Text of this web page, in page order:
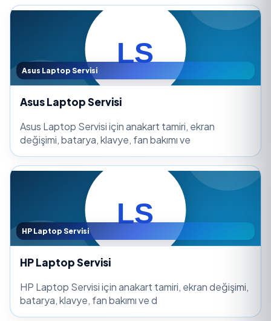
Asus Laptop Servisi
Asus Laptop Servisi
Asus Laptop Servisi için anakart tamiri, ekran
değişimi, batarya, klavye, fan bakımı ve
HP Laptop Servisi
HP Laptop Servisi
HP Laptop Servisi için anakart tamiri, ekran değişimi,
batarya, klavye, fan bakımı ve d